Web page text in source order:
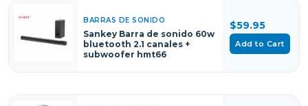
BARRAS DE SONIDO
Sankey Barra de sonido 60w
bluetooth 2.1 canales +
subwoofer hmt66
$59.95
Add to Cart